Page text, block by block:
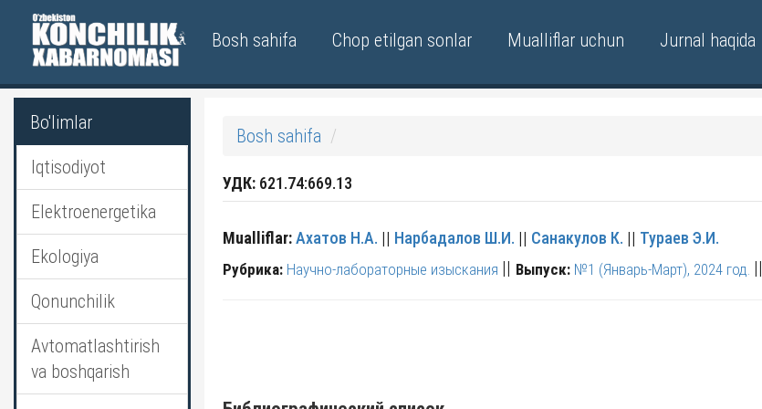
Bosh sahifa Chop etilgan sonlar Mualliflar uchun Jurnal haqida
Bo'limlar
Iqtisodiyot
Elektroenergetika
Ekologiya
Qonunchilik
Avtomatlashtirish
va boshqarish
Bosh sahifa
УДК: 621.74:669.13
Mualliflar:Ахатов Н.А. || Нарбадалов Ш.И. || Санакулов К. || Тураев Э.И.
Рубрика: Научно-лабораторные изыскания || Выпуск: №1 (Январь-Март), 2024 год. ||